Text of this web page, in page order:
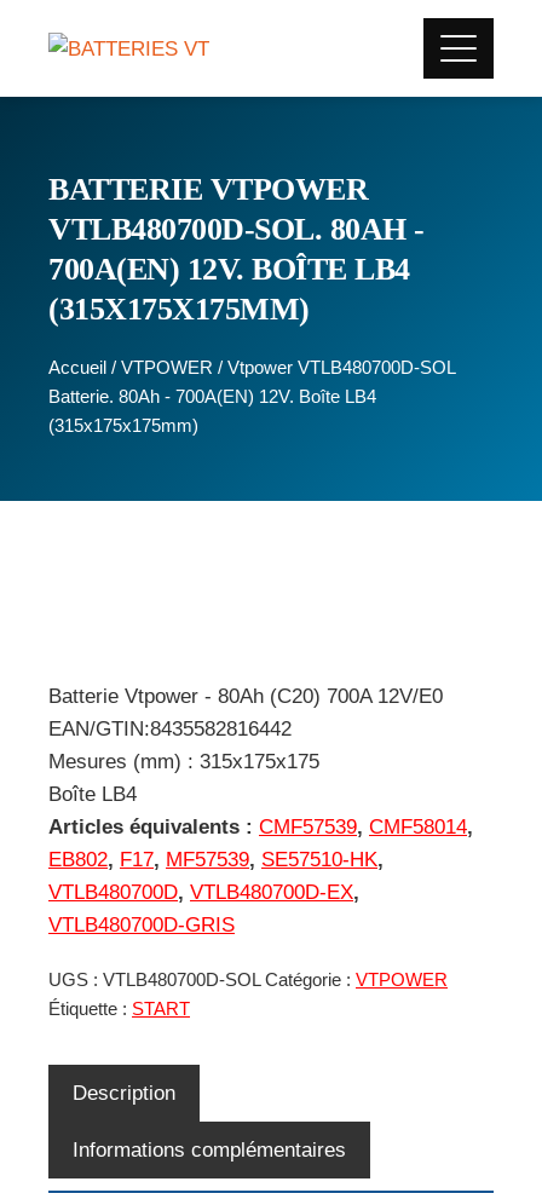
BATTERIE VTPOWER
VTLB480700D-SOL. 80AH -
700A(EN) 12V. BOÎTE LB4
(315X175X175MM)
Accueil / VTPOWER / Vtpower VTLB480700D-SOL
Batterie. 80Ah - 700A(EN) 12V. Boîte LB4
(315x175x175mm)
Batterie Vtpower - 80Ah (C20) 700A 12V/E0
EAN/GTIN:8435582816442
Mesures (mm) : 315x175x175
Boîte LB4
Articles équivalents : CMF57539, CMF58014,
EB802, F17, MF57539, SE57510-HK,
VTLB480700D, VTLB480700D-EX,
VTLB480700D-GRIS
UGS : VTLB480700D-SOL Catégorie : VTPOWER
Étiquette : START
Description
Informations complémentaires